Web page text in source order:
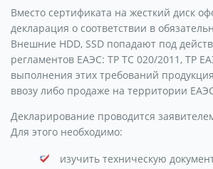
Вместо сертификата на жесткий диск
декларация о соответствии в
Внешние HDD, SSD попадают под
регламентов ЕАЭС: ТР ТС 020/2011, ТР
выполнения этих требований
ввозу либо продаже на территории
Декларирование проводится
Для этого необходимо:
изучить техническую